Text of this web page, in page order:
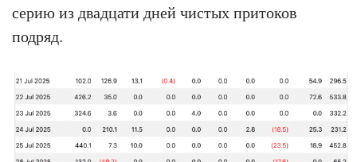
серию из двадцати дней чистых притоков
подряд.